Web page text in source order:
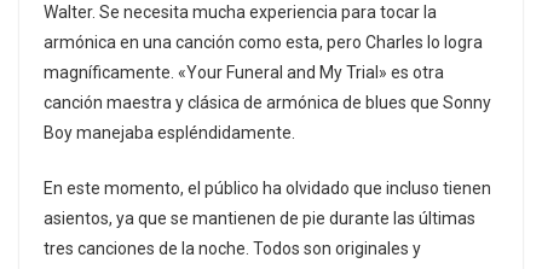
Walter. Se necesita mucha experiencia para tocar la
armónica en una canción como esta, pero Charles lo logra
magníficamente. «Your Funeral and My Trial» es otra
canción maestra y clásica de armónica de blues que Sonny
Boy manejaba espléndidamente.
En este momento, el público ha olvidado que incluso tienen
asientos, ya que se mantienen de pie durante las últimas
tres canciones de la noche. Todos son originales y